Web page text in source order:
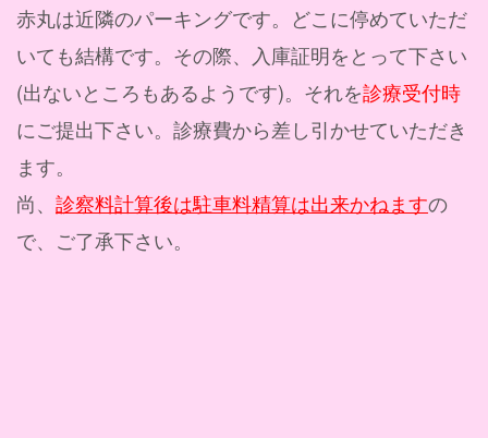
赤丸は近隣のパーキングです。どこに停めていただ
いても結構です。その際、入庫証明をとって下さい
(出ないところもあるようです)。それを診療受付時
にご提出下さい。診療費から差し引かせていただき
ます。
尚、 診察料計算後は駐車料精算は出来かねますの
で、ご了承下さい。